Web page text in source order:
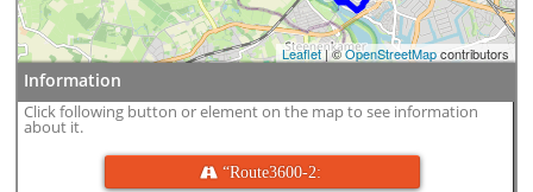
Leaflet| ©OpenStreetMapcontributors
 “Route3600-2:
Information
Click following button or element on the map to see information
about it.